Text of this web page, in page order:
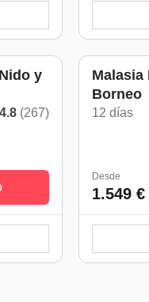
y
4.8 (267)
Malasia
Borneo
12 días
Desde
1.549 €